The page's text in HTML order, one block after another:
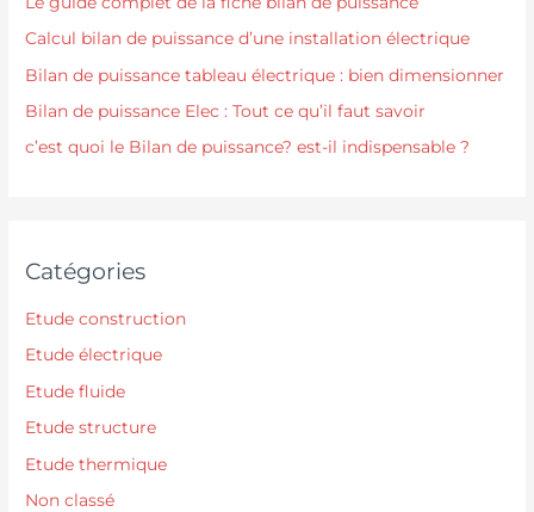
Calcul bilan de puissance d’une installation électrique
Bilan de puissance tableau électrique : bien dimensionner
Bilan de puissance Elec : Tout ce qu’il faut savoir
c’est quoi le Bilan de puissance? est-il indispensable ?
Catégories
Etude construction
Etude électrique
Etude fluide
Etude structure
Etude thermique
Non classé